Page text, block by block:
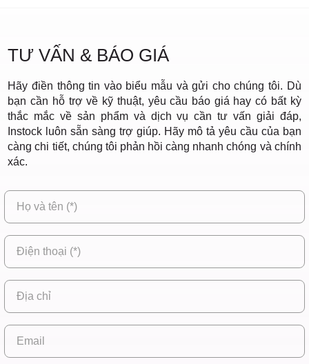
TƯ VẤN & BÁO GIÁ
Hãy điền thông tin vào biểu mẫu và gửi cho chúng tôi. Dù
bạn cần hỗ trợ về kỹ thuật, yêu cầu báo giá hay có bất kỳ
thắc mắc về sản phẩm và dịch vụ cần tư vấn giải đáp,
Instock luôn sẵn sàng trợ giúp. Hãy mô tả yêu cầu của bạn
càng chi tiết, chúng tôi phản hồi càng nhanh chóng và chính
xác.